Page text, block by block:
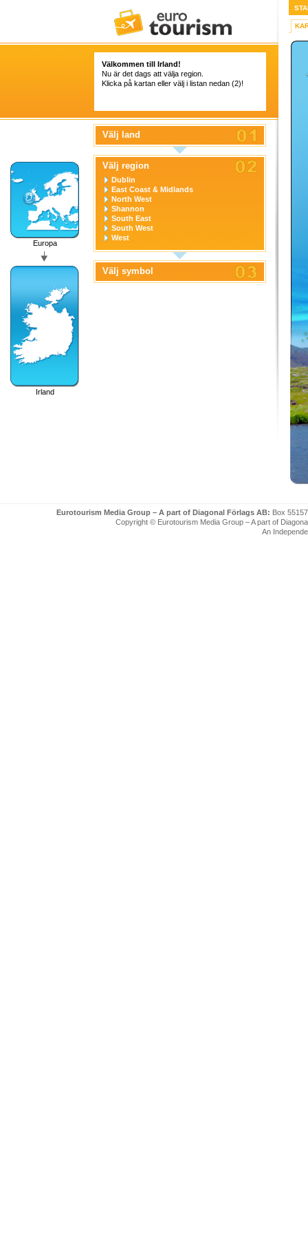
Välkommen till Irland!
Nu är det dags att välja region.
Klicka på kartan eller välj i listan nedan (2)!
Europa
Irland
Välj land
Välj region
Dublin
East Coast & Midlands
North West
Shannon
South East
South West
West
Välj symbol
Eurotourism Media Group – A part of Diagonal Förlags AB: Box
Copyright © Eurotourism Media Group – A part of
An